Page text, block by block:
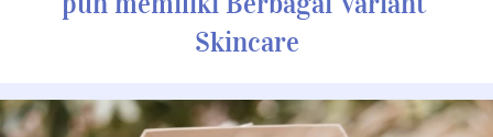
Skincare